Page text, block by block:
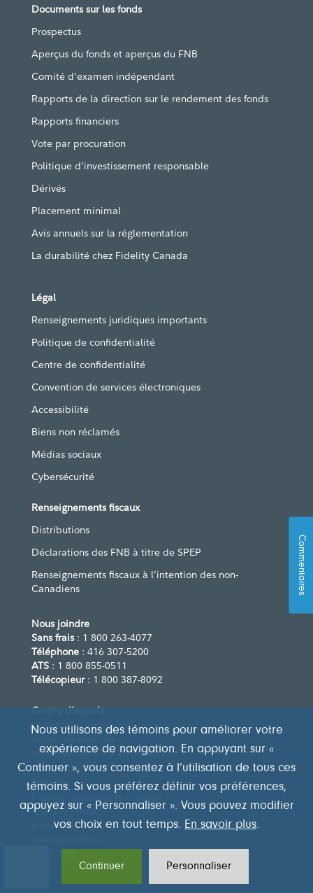
Documents sur les fonds
Prospectus
Aperçus du fonds et aperçus du FNB
Comité d'examen indépendant
Rapports de la direction sur le rendement des fonds
Rapports financiers
Vote par procuration
Politique d’investissement responsable
Dérivés
Placement minimal
Avis annuels sur la réglementation
La durabilité chez Fidelity Canada
Légal
Renseignements juridiques importants
Politique de confidentialité
Centre de confidentialité
Convention de services électroniques
Accessibilité
Biens non réclamés
Médias sociaux
Cybersécurité
Renseignements fiscaux
Distributions
Déclarations des FNB à titre de SPEP
Renseignements fiscaux à l’intention des non-
Canadiens
Nous joindre
Sans frais: 1 800 263-4077
Téléphone : 416 307-5200
ATS : 1 800 855-0511
Télécopieur: 1 800 387-8092
Centre d’appels
Le centre d’appels est
vendredi, de 8 h à 20 h (HE)
Adresse
Fidelity Investments Canada
483 Bay Street
Suite 300
M5G 2N7
Nous utilisons des témoins pour améliorer votre
expérience de navigation. En appuyant sur «
Continuer », vous consentez à l’utilisation de tous ces
témoins. Si vous préférez définir vos préférences,
appuyez sur « Personnaliser ». Vous pouvez modifier
vos choix en tout temps. En savoir plus.
Continuer Personnaliser
Commentaires